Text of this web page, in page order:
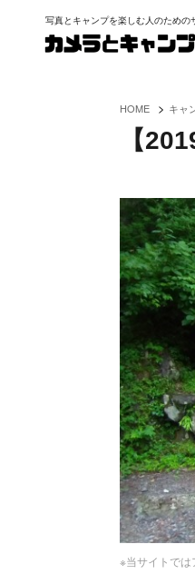
写真とキャンプを楽しむ人のための
HOME > キャ
【
※当サイトでは